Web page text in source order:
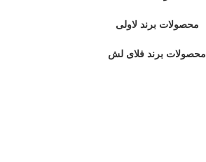
محصولات برند لاولی
محصولات برند فلای لش